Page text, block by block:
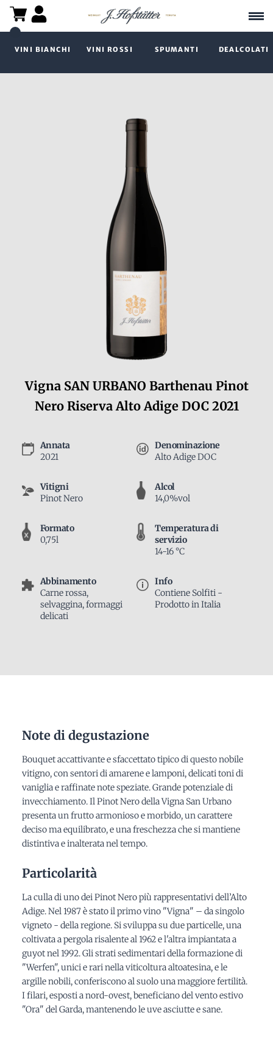
VINI BIANCHI VINI ROSSI SPUMANTI DEALCOLATI
Vigna SAN URBANO Barthenau Pinot
Nero Riserva Alto Adige DOC 2021
Annata
2021
Denominazione
Alto Adige DOC
Vitigni
Pinot Nero
Alcol
14,0%vol
Formato
0,75l
Temperatura di
servizio
14-16 °C
Abbinamento
Carne rossa,
selvaggina, formaggi
delicati
Info
Contiene Solfiti -
Prodotto in Italia
Note di degustazione
Bouquet accattivante e sfaccettato tipico di questo nobile
vitigno, con sentori di amarene e lamponi, delicati toni di
vaniglia e raffinate note speziate. Grande potenziale di
invecchiamento. Il Pinot Nero della Vigna San Urbano
presenta un frutto armonioso e morbido, un carattere
deciso ma equilibrato, e una freschezza che si mantiene
distintiva e inalterata nel tempo.
Particolarità
La culla di uno dei Pinot Nero più rappresentativi dell’Alto
Adige. Nel 1987 è stato il primo vino "Vigna" – da singolo
vigneto - della regione. Si sviluppa su due particelle, una
coltivata a pergola risalente al 1962 e l'altra impiantata a
guyot nel 1992. Gli strati sedimentari della formazione di
"Werfen", unici e rari nella viticoltura altoatesina, e le
argille nobili, conferiscono al suolo una maggiore fertilità.
I filari, esposti a nord-ovest, beneficiano del vento estivo
"Ora" del Garda, mantenendo le uve asciutte e sane.